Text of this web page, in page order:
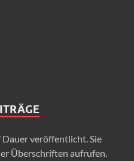
veröffentlicht. Sie
Überschriften aufrufen.